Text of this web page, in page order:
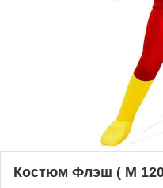
Костюм Флэш ( М